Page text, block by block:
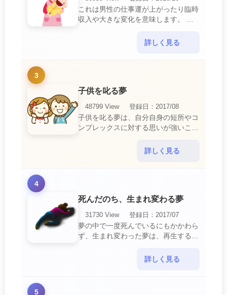
これは男性の仕事運が上がったり臨時
収入や大きな変化を意味します。 喜
ればあり得ない事が起きるのでビック
詳しく見る
3
子供を叱る夢
48799 View
登録日：2017/08
子供を叱る夢は、自分自身の短所やコ
ンプレックスに対する思いが強いこと
短所やコンプレックスを的確に認識し
詳しく見る
4
死んだのち、生まれ変わる夢
31730 View
登録日：2017/07
夢の中で一度死んでいるにもかかわら
ず、生まれ変わった夢は、再生する夢
あなたに関するすべての運気が上昇し
詳しく見る
5